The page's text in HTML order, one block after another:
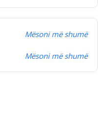
Mësoni më shumë
Mësoni më shumë